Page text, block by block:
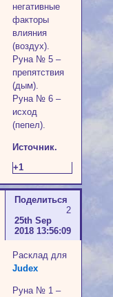
негативные
факторы
влияния
(воздух).
Руна № 5 –
препятствия
(дым).
Руна № 6 –
исход
(пепел).
Источник.
+1
Поделиться
2
25th Sep
2018 13:56:09
Расклад для
Judex
Руна № 1 –